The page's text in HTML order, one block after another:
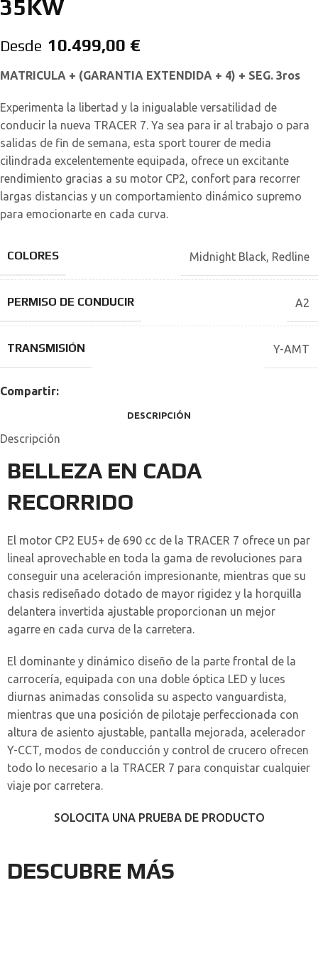
35KW
Desde 10.499,00 €
MATRICULA + (GARANTIA EXTENDIDA + 4) + SEG. 3ros
Experimenta la libertad y la inigualable versatilidad de
conducir la nueva TRACER 7. Ya sea para ir al trabajo o para
salidas de fin de semana, esta sport tourer de media
cilindrada excelentemente equipada, ofrece un excitante
rendimiento gracias a su motor CP2, confort para recorrer
largas distancias y un comportamiento dinámico supremo
para emocionarte en cada curva.
COLORES Midnight Black Redline
PERMISO DE CONDUCIR A2
TRANSMISIÓN Y-AMT
Compartir:
DESCRIPCIÓN
Descripción
BELLEZA EN CADA
RECORRIDO
El motor CP2 EU5+ de 690 cc de la TRACER 7 ofrece un par
lineal aprovechable en toda la gama de revoluciones para
conseguir una aceleración impresionante, mientras que su
chasis rediseñado dotado de mayor rigidez y la horquilla
delantera invertida ajustable proporcionan un mejor
agarre en cada curva de la carretera.
El dominante y dinámico diseño de la parte frontal de la
carrocería, equipada con una doble óptica LED y luces
diurnas animadas consolida su aspecto vanguardista,
mientras que una posición de pilotaje perfeccionada con
altura de asiento ajustable, pantalla mejorada, acelerador
Y-CCT, modos de conducción y control de crucero ofrecen
todo lo necesario a la TRACER 7 para conquistar cualquier
viaje por carretera.
SOLOCITA UNA PRUEBA DE PRODUCTO
DESCUBRE MÁS